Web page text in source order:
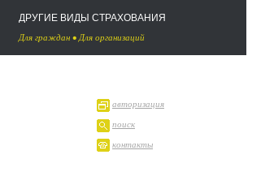
ДРУГИЕ ВИДЫ СТРАХОВАНИЯ
Для граждан •Для организаций
авторизация
поиск
контакты